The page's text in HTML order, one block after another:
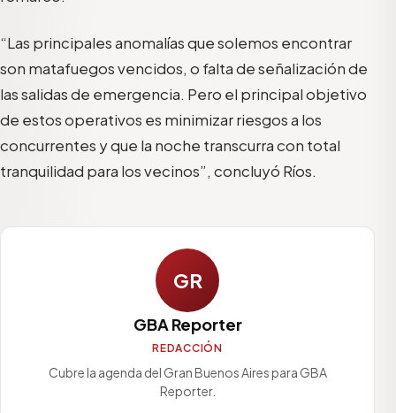
“Las principales anomalías que solemos encontrar
son matafuegos vencidos, o falta de señalización de
las salidas de emergencia. Pero el principal objetivo
de estos operativos es minimizar riesgos a los
concurrentes y que la noche transcurra con total
tranquilidad para los vecinos”, concluyó Ríos.
GR
GBA Reporter
REDACCIÓN
Cubre la agenda del Gran Buenos Aires para GBA
Reporter.